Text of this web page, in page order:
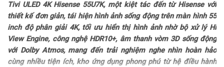
Công nghệ hình ảnh
Công nghệ hình ảnh: Tương thích chuẩn IMAX Enhanced
– HLG
Tivi ULED 4K Hisense 55U7K, một kiệt tác đến từ Hisense với
thiết kế đơn giản, tái hiện hình ảnh sống động trên màn hình 55
inch độ phân giải 4K, tối ưu hiển thị hình ảnh nhờ bộ xử lý Hi
View Engine, công nghệ HDR10+, âm thanh vòm 3D sống động
với Dolby Atmos, mang đến trải nghiệm nghe nhìn hoàn hảo
cùng nhiều tiện ích, kho ứng dụng phong phú từ hệ điều hành